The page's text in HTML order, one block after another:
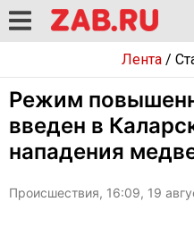
Лента/
Режим
введен в
нападения
Происшествия, 16:09, 19